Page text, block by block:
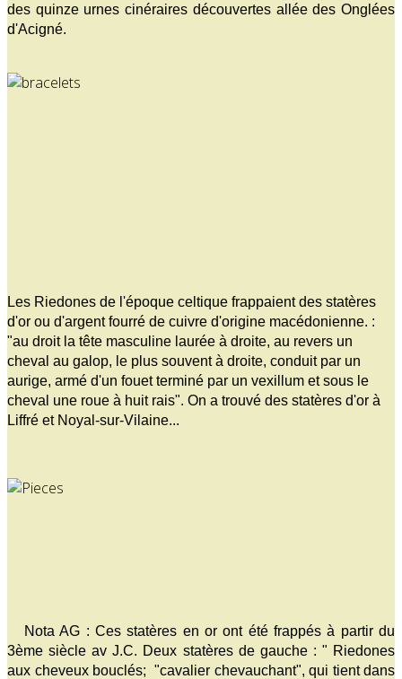
des quinze urnes cinéraires découvertes allée des Onglées
d'Acigné.
Les Riedones de l'époque celtique frappaient des statères
d'or ou d'argent fourré de cuivre d'origine macédonienne. :
"au droit la tête masculine laurée à droite, au revers un
cheval au galop, le plus souvent à droite, conduit par un
aurige, armé d'un fouet terminé par un vexillum et sous le
cheval une roue à huit rais". On a trouvé des statères d'or à
Liffré et Noyal-sur-Vilaine...
Nota AG : Ces statères en or ont été frappés à partir du
3ème siècle av J.C. Deux statères de gauche : " Riedones
aux cheveux bouclés; "cavalier chevauchant", qui tient dans